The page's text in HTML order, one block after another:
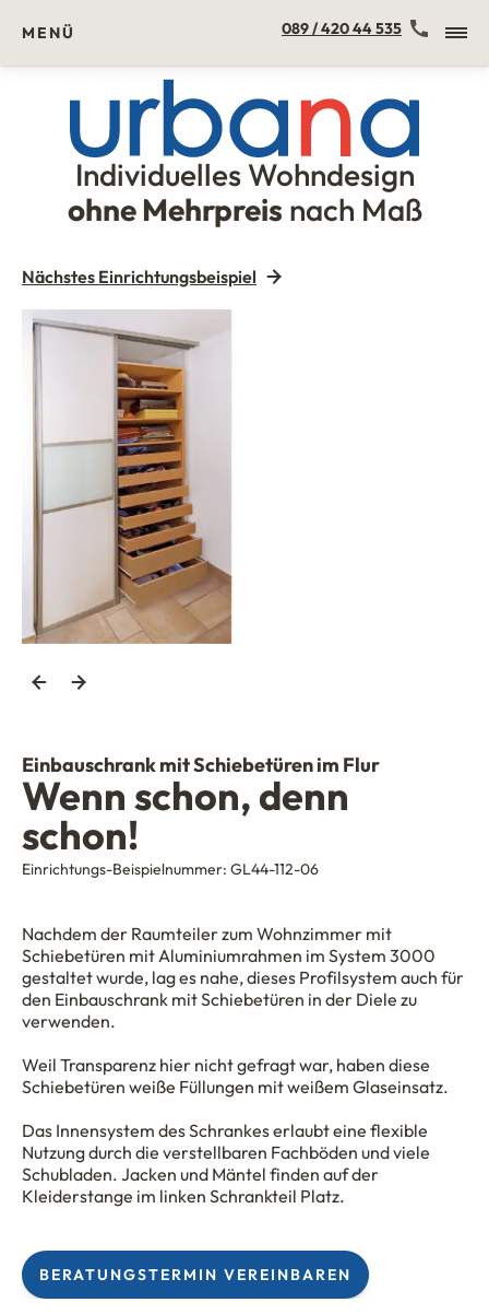
Urbana Möbel
Individuelles Wohndesign
ohne Mehrpreis nach Maß
MENÜ
Kontakt 089 / 420 44 535
Nächstes Einrichtungsbeispiel
Einbauschrank mit Schiebetüren im Flur
Wenn schon, denn
schon!
Einrichtungs-Beispielnummer: GL44-112-06
Nachdem der Raumteiler zum Wohnzimmer mit
Schiebetüren mit Aluminiumrahmen im System 3000
gestaltet wurde, lag es nahe, dieses Profilsystem auch für
den Einbauschrank mit Schiebetüren in der Diele zu
verwenden.
Weil Transparenz hier nicht gefragt war, haben diese
Schiebetüren weiße Füllungen mit weißem Glaseinsatz.
Das Innensystem des Schrankes erlaubt eine flexible
Nutzung durch die verstellbaren Fachböden und viele
Schubladen. Jacken und Mäntel finden auf der
Kleiderstange im linken Schrankteil Platz.
BERATUNGSTERMIN VEREINBAREN